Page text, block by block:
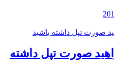
صورت تپل داشته